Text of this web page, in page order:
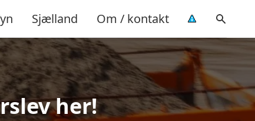
Sjælland Om / kontakt
her!